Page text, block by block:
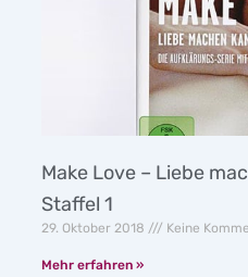
Make Love – Liebe
Staffel 1
29. Oktober 2018 Keine
Mehr erfahren »